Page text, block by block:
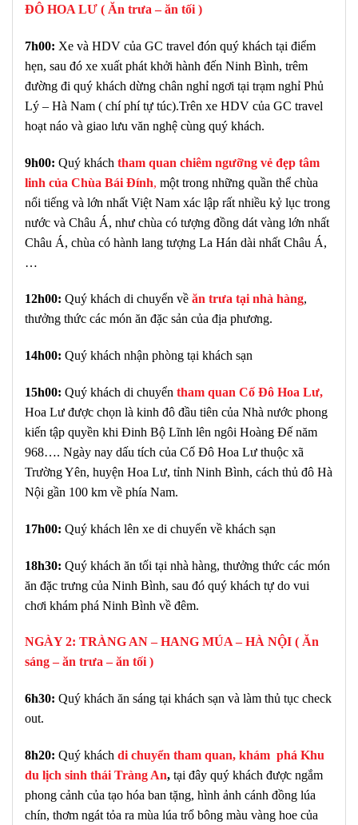
ĐÔ HOA LƯ ( Ăn trưa – ăn tối )
7h00: Xe và HDV của GC travel đón quý khách tại điểm
hẹn, sau đó xe xuất phát khởi hành đến Ninh Bình, trêm
đường đi quý khách dừng chân nghỉ ngơi tại trạm nghỉ Phủ
Lý – Hà Nam ( chí phí tự túc).Trên xe HDV của GC travel
hoạt náo và giao lưu văn nghệ cùng quý khách.
9h00: Quý khách tham quan chiêm ngưỡng vẻ đẹp tâm
linh của Chùa Bái Đính, một trong những quần thể chùa
nổi tiếng và lớn nhất Việt Nam xác lập rất nhiều kỷ lục trong
nước và Châu Á, như chùa có tượng đồng dát vàng lớn nhất
Châu Á, chùa có hành lang tượng La Hán dài nhất Châu Á,
…
12h00: Quý khách di chuyển về ăn trưa tại nhà hàng,
thưởng thức các món ăn đặc sản của địa phương.
14h00: Quý khách nhận phòng tại khách sạn
15h00: Quý khách di chuyển tham quan Cố Đô Hoa Lư,
Hoa Lư được chọn là kinh đô đầu tiên của Nhà nước phong
kiến tập quyền khi Đinh Bộ Lĩnh lên ngôi Hoàng Đế năm
968…. Ngày nay dấu tích của Cố Đô Hoa Lư thuộc xã
Trường Yên, huyện Hoa Lư, tỉnh Ninh Bình, cách thủ đô Hà
Nội gần 100 km về phía Nam.
17h00: Quý khách lên xe di chuyển về khách sạn
18h30: Quý khách ăn tối tại nhà hàng, thưởng thức các món
ăn đặc trưng của Ninh Bình, sau đó quý khách tự do vui
chơi khám phá Ninh Bình về đêm.
NGÀY 2: TRÀNG AN – HANG MÚA – HÀ NỘI ( Ăn
sáng – ăn trưa – ăn tối )
6h30: Quý khách ăn sáng tại khách sạn và làm thủ tục check
out.
8h20: Quý khách di chuyển tham quan, khám phá Khu
du lịch sinh thái Tràng An, tại đây quý khách được ngắm
phong cảnh của tạo hóa ban tặng, hình ảnh cánh đồng lúa
chín, thơm ngát tỏa ra mùa lúa trổ bông màu vàng hoe của